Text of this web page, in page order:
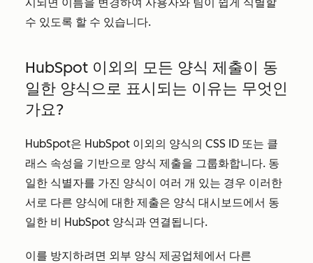
수 있도록 할 수 있습니다.
HubSpot 이외의 모든 양식 제출이 동
일한 양식으로 표시되는 이유는 무엇인
가요?
HubSpot은 HubSpot 이외의 양식의 CSS ID 또는 클
래스 속성을 기반으로 양식 제출을 그룹화합니다. 동
일한 식별자를 가진 양식이 여러 개 있는 경우 이러한
서로 다른 양식에 대한 제출은 양식 대시보드에서 동
일한 비 HubSpot 양식과 연결됩니다.
이를 방지하려면 외부 양식 제공업체에서 다른